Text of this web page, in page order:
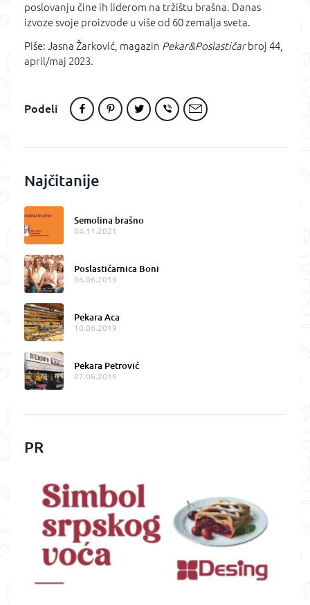
poslovanju čine ih liderom na tržištu brašna. Danas
izvoze svoje proizvode u više od 60 zemalja sveta.
Piše: Jasna Žarković, magazin Pekar&Poslastičarbroj 44,
april/maj 2023.
Podeli
Najčitanije
Semolina brašno
04.11.2021
Poslastičarnica Boni
06.06.2019
Pekara Aca
10.06.2019
Pekara Petrović
07.06.2019
PR